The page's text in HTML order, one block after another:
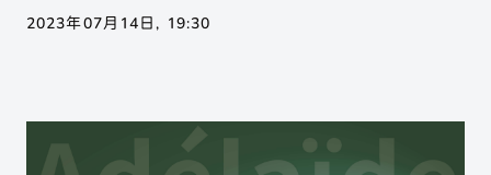
2023年07月14日, 19:30